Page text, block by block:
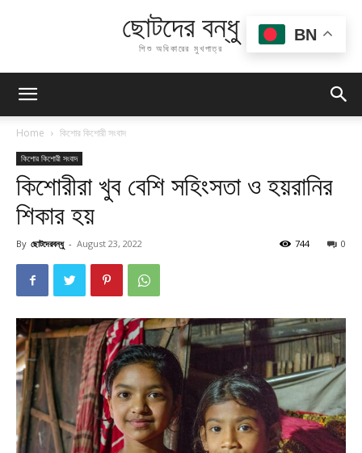
ছোটদের বন্ধু
শিশু অধিকারের মুখপাত্র
Home কিশোর কিশোরী সংবাদ
কিশোর কিশোরী সংবাদ
কিশোরীরা খুব বেশি সহিংসতা ও হয়রানির
শিকার হয়
By ছোটদেরবন্ধু - August 23, 2022 0
744
BN